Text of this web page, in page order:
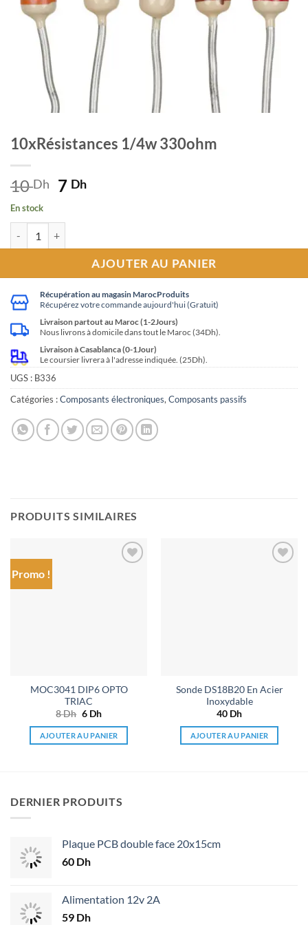
10xRésistances 1/4w 330ohm
10Dh
Le
initial
était :
10 Dh.
7 Dh
7 Dh.
En stock
quantité de 10xRésistances 1/4w 330ohm
AJOUTER AU PANIER
Récupération au magasin MarocProduits
Récupérez votre commande aujourd'hui (Gratuit)
Livraison partout au Maroc (1-2Jours)
Nous livrons à domicile dans tout le Maroc (34Dh).
Livraison à Casablanca (0-1Jour)
Le coursier livrera à l'adresse indiquée. (25Dh).
UGS : B336
Catégories :Composants électroniques,Composants passifs
PRODUITS SIMILAIRES
Promo !
MOC3041 DIP6 OPTO
TRIAC
8Dh Le
initial
était :
6 DhLe
actuel
est :
AJOUTER AU PANIER
Sonde DS18B20 En Acier
Inoxydable
40 Dh
AJOUTER AU PANIER
DERNIER PRODUITS
Plaque PCB double face 20x15cm
60 Dh
Alimentation 12v 2A
59 Dh